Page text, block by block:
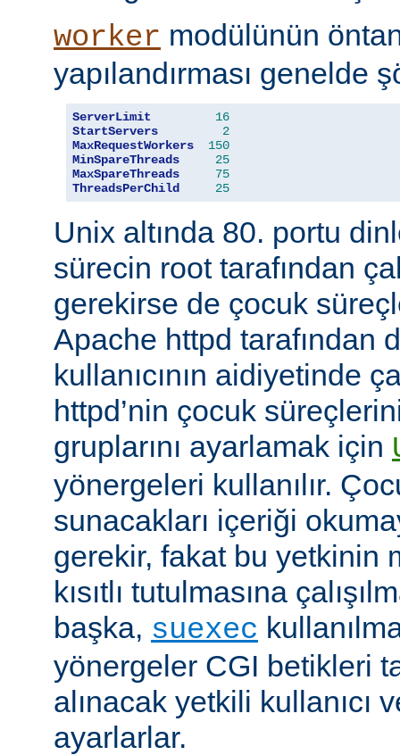
worker modülünün
yapılandırması genelde
ServerLimit
16
StartServers
2
MaxRequestWorkers
150
MinSpareThreads
25
MaxSpareThreads
75
ThreadsPerChild
25
Unix altında 80. portu
sürecin root tarafından
gerekirse de çocuk
Apache httpd tarafından
kullanıcının aidiyetinde
httpd’nin çocuk
gruplarını ayarlamak için
yönergeleri kullanılır.
sunacakları içeriği
gerekir, fakat bu yetkinin
kısıtlı tutulmasına
başka, suexec
yönergeler CGI betikleri
alınacak yetkili kullanıcı
ayarlarlar.